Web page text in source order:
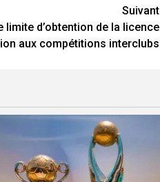
Suivant
limite d’obtention de la licence
aux compétitions interclubs